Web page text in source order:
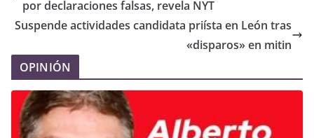
por declaraciones falsas, revela NYT
Suspende actividades candidata priísta en León tras
«disparos» en mitin
OPINIÓN